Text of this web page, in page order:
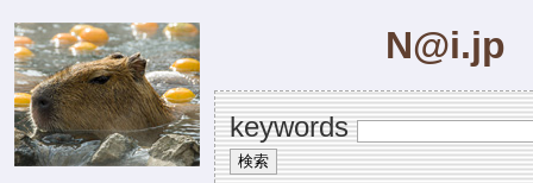
N@i.jp
keywords